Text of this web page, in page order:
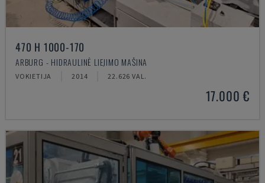
470 H 1000-170
ARBURG - HIDRAULINĖ LIEJIMO MAŠINA
VOKIETIJA 2014 22.626 VAL.
17.000 €